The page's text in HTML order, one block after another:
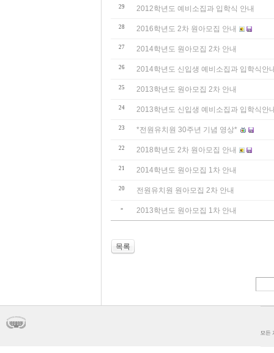
29 2012학년도 예비소집과 입학식 안내
28 2016학년도 2차 원아모집 안내
27 2014학년도 원아모집 2차 안내
26 2014학년도 신입생 예비소집과 입학식안
25 2013학년도 원아모집 2차 안내
24 2013학년도 신입생 예비소집과 입학식안
23 *전원유치원 30주년 기념 영상*
22 2018학년도 2차 원아모집 안내
21 2014학년도 원아모집 1차 안내
20 전원유치원 원아모집 2차 안내
» 2013학년도 원아모집 1차 안내
목록